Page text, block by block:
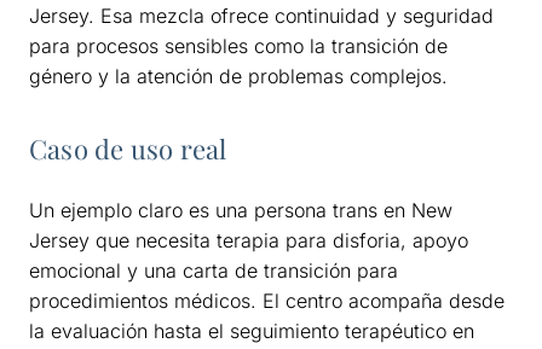
Jersey. Esa mezcla ofrece continuidad y seguridad
para procesos sensibles como la transición de
género y la atención de problemas complejos.
Caso de uso real
Un ejemplo claro es una persona trans en New
Jersey que necesita terapia para disforia, apoyo
emocional y una carta de transición para
procedimientos médicos. El centro acompaña desde
la evaluación hasta el seguimiento terapéutico en